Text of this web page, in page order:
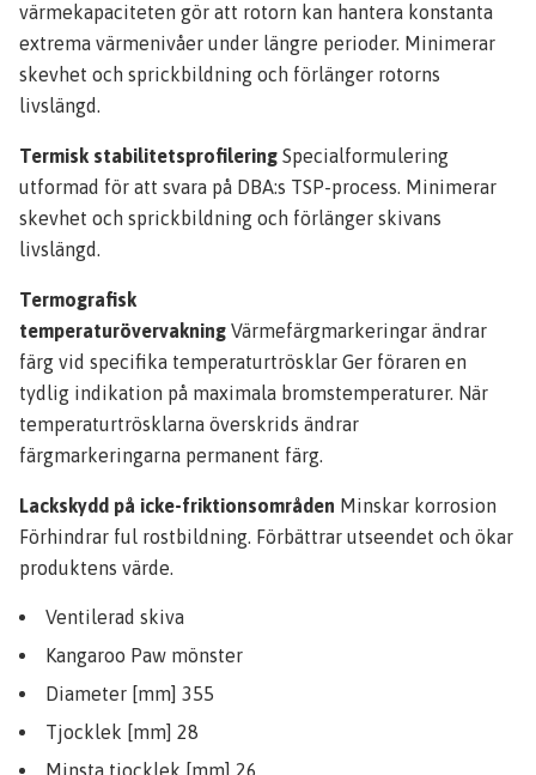
värmekapaciteten gör att rotorn kan hantera konstanta
extrema värmenivåer under längre perioder. Minimerar
skevhet och sprickbildning och förlänger rotorns
livslängd.
Termisk stabilitetsprofilering Specialformulering
utformad för att svara på DBA:s TSP-process. Minimerar
skevhet och sprickbildning och förlänger skivans
livslängd.
Termografisk
temperaturövervakning Värmefärgmarkeringar ändrar
färg vid specifika temperaturtrösklar Ger föraren en
tydlig indikation på maximala bromstemperaturer. När
temperaturtrösklarna överskrids ändrar
färgmarkeringarna permanent färg.
Lackskydd på icke-friktionsområden Minskar korrosion
Förhindrar ful rostbildning. Förbättrar utseendet och ökar
produktens värde.
Ventilerad skiva
Kangaroo Paw mönster
Diameter [mm] 355
Tjocklek [mm] 28
Minsta tjocklek [mm] 26